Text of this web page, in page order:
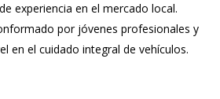
experiencia en el mercado local.
por jóvenes profesionales y
en el cuidado integral de vehículos.